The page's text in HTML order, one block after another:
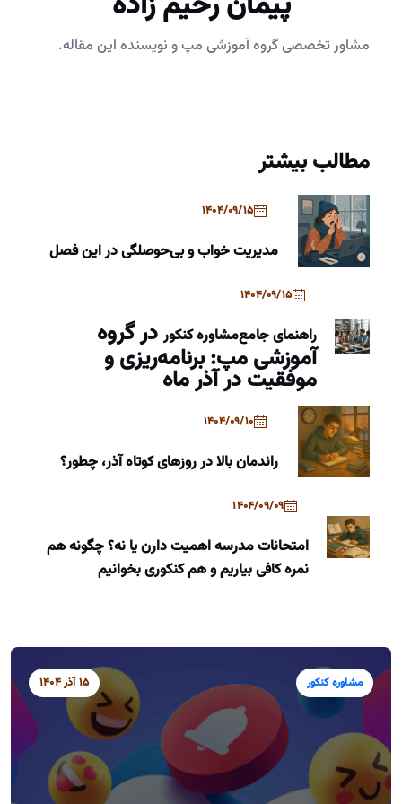
مشاور تخصصی گروه آموزشی مپ و نویسنده این مقاله.
مطالب بیشتر
1404/09/15
مدیریت خواب و بی‌حوصلگی در این فصل
1404/09/15
راهنمای جامعمشاوره کنکوردر گروه
آموزشی مپ: برنامه‌ریزی و
موفقیت در آذر ماه
1404/09/10
راندمان بالا در روزهای کوتاه آذر، چطور؟
1404/09/09
امتحانات مدرسه اهمیت دارن یا نه؟ چگونه هم
نمره کافی بیاریم و هم کنکوری بخوانیم
مشاوره کنکور 15 آذر 1404